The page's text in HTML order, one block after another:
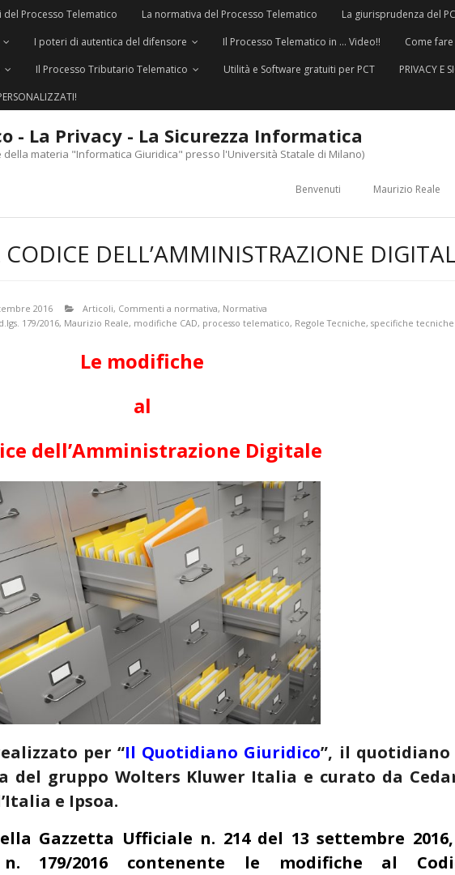
del Processo Telematico La normativa del Processo Telematico
La giurisprudenza del
I poteri di autentica del difensore Il Processo Telematico in … Video!!
Come
Il Processo Tributario Telematico Utilità e Software gratuiti per PCT
PRIVACY E
- La Privacy - La Sicurezza Informatica
della materia "Informatica Giuridica" presso l'Università Statale di Milano)
Benvenuti Maurizio Reale
DELL’AMMINISTRAZIONE
2016 Articoli, Commenti a normativa, Normativa
d.lgs. 179/2016, Maurizio Reale, modifiche CAD, processo telematico, Regole Tecniche, specifiche tecniche
Le modifiche
al
dell’Amministrazione Digitale
per “Il Quotidiano Giuridico”, il quotidiano
del gruppo Wolters Kluwer Italia e curato da
e Ipsoa.
Gazzetta Ufficiale n. 214 del 13 settembre
179/2016 contenente le modifiche al